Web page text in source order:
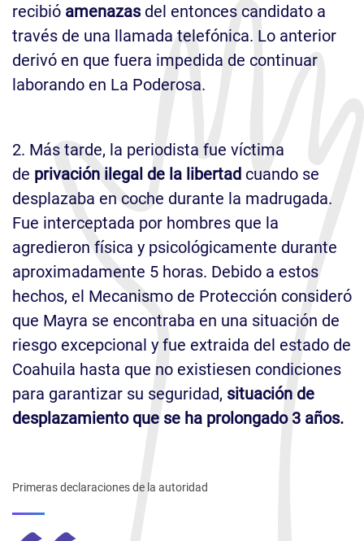
recibió amenazas del entonces candidato a
través de una llamada telefónica. Lo anterior
derivó en que fuera impedida de continuar
laborando en La Poderosa.
2. Más tarde, la periodista fue víctima
de privación ilegal de la libertad cuando se
desplazaba en coche durante la madrugada.
Fue interceptada por hombres que la
agredieron física y psicológicamente durante
aproximadamente 5 horas. Debido a estos
hechos, el Mecanismo de Protección consideró
que Mayra se encontraba en una situación de
riesgo excepcional y fue extraida del estado de
Coahuila hasta que no existiesen condiciones
para garantizar su seguridad, situación de
desplazamiento que se ha prolongado 3 años.
Primeras declaraciones de la autoridad